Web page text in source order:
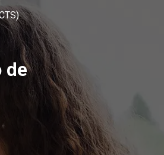
Liderazgo
Educación y Docencia
Formación Empresarial
Idiomas
Nuevas Tecnologías y
Ocio y Tiempo Libre
de